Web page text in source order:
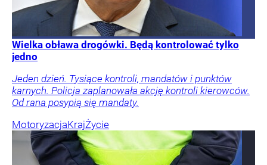
Wielka obława drogówki. Będą kontrolować tylko
jedno
Jeden dzień. Tysiące kontroli, mandatów i punktów
karnych. Policja zaplanowała akcję kontroli kierowców.
Od rana posypią się mandaty.
MotoryzacjaKrajŻycie